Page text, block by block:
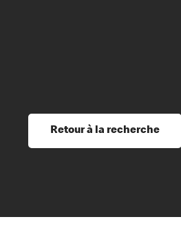
et perfectionnement
du savoirRetour à la recherche